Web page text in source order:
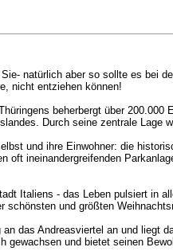
natürlich aber so sollte es bei
nicht entziehen können!
beherbergt über
Durch seine zentrale
und ihre Einwohner: die
oft ineinandergreifenden
Italiens - das Leben pulsiert in
schönsten und größten
das Andreasviertel an und liegt
gewachsen und bietet seinen